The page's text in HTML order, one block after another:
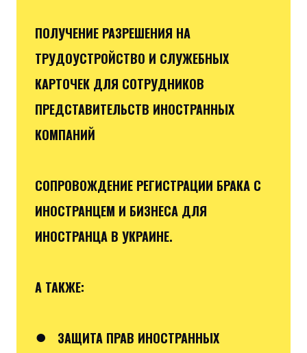
ПОЛУЧЕНИЕ РАЗРЕШЕНИЯ НА
ТРУДОУСТРОЙСТВО И СЛУЖЕБНЫХ
КАРТОЧЕК ДЛЯ СОТРУДНИКОВ
ПРЕДСТАВИТЕЛЬСТВ ИНОСТРАННЫХ
КОМПАНИЙ
СОПРОВОЖДЕНИЕ РЕГИСТРАЦИИ БРАКА С
ИНОСТРАНЦЕМ И БИЗНЕСА ДЛЯ
ИНОСТРАНЦА В УКРАИНЕ.
А ТАКЖЕ:
●
ЗАЩИТА ПРАВ ИНОСТРАННЫХ